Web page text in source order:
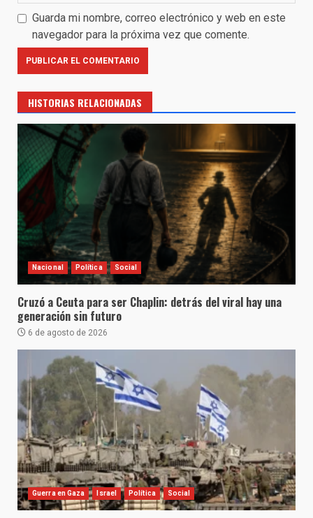
Guarda mi nombre, correo electrónico y web en este
navegador para la próxima vez que comente.
HISTORIAS RELACIONADAS
Nacional Política Social
Cruzó a Ceuta para ser Chaplin: detrás del viral hay una
generación sin futuro
6 de agosto de 2026
Guerra en Gaza Israel Política Social